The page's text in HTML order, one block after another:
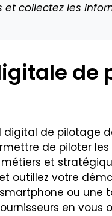
collectez les
de pilotage
de piloter
et
et outillez votre
ou
en